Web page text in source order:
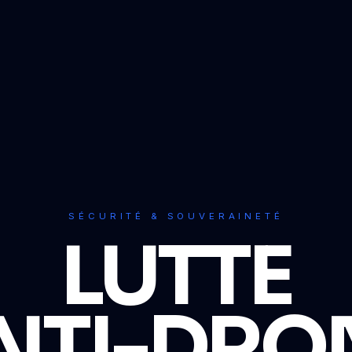
SÉCURITÉ & SOUVERAINETÉ
LUTTE